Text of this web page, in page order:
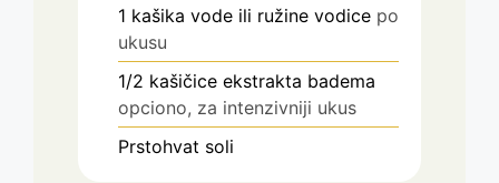
1 kašika vode ili ružine vodice po
ukusu
1/2 kašičice ekstrakta badema
opciono, za intenzivniji ukus
Prstohvat soli